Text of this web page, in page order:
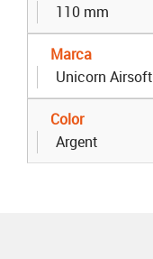
110 mm
Marca
Unicorn Airsoft
Color
Argent